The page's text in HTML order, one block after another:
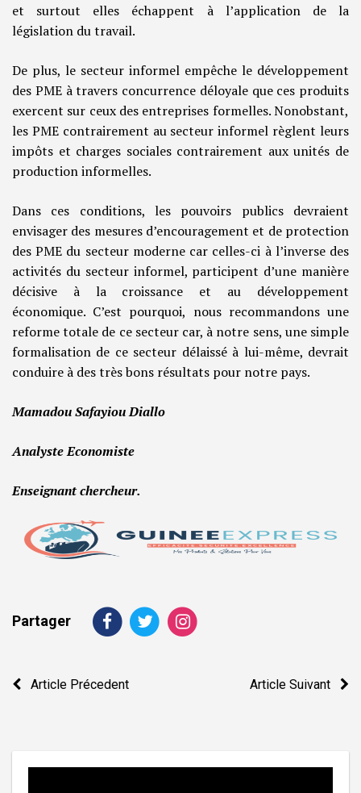
et surtout elles échappent à l’application de la
législation du travail.
De plus, le secteur informel empêche le développement
des PME à travers concurrence déloyale que ces produits
exercent sur ceux des entreprises formelles. Nonobstant,
les PME contrairement au secteur informel règlent leurs
impôts et charges sociales contrairement aux unités de
production informelles.
Dans ces conditions, les pouvoirs publics devraient
envisager des mesures d’encouragement et de protection
des PME du secteur moderne car celles-ci à l’inverse des
activités du secteur informel, participent d’une manière
décisive à la croissance et au développement
économique. C’est pourquoi, nous recommandons une
reforme totale de ce secteur car, à notre sens, une simple
formalisation de ce secteur délaissé à lui-même, devrait
conduire à des très bons résultats pour notre pays.
Mamadou Safayiou Diallo
Analyste Economiste
Enseignant chercheur.
Partager
Navigation
Article Précedent Article Suivant